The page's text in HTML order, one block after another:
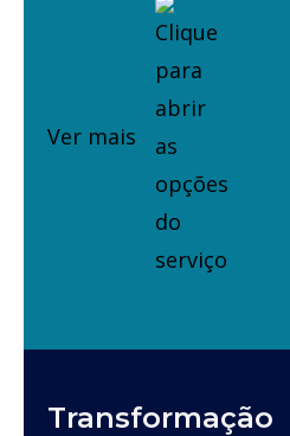
Ver mais
Transformação